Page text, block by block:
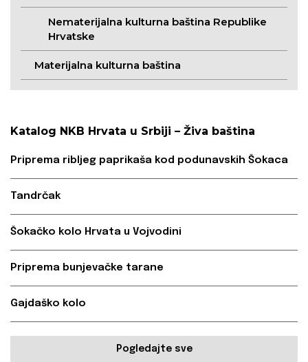
Nematerijalna kulturna baština Republike
Hrvatske
Materijalna kulturna baština
Katalog NKB Hrvata u Srbiji – Živa baština
Priprema ribljeg paprikaša kod podunavskih Šokaca
Tandrčak
Šokačko kolo Hrvata u Vojvodini
Priprema bunjevačke tarane
Gajdaško kolo
Pogledajte sve